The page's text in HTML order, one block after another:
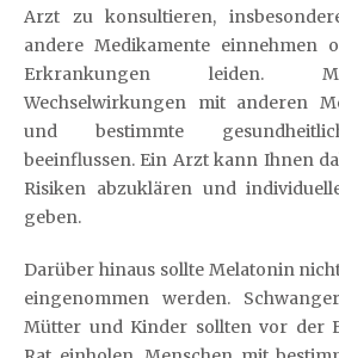
Arzt zu konsultieren,
andere Medikamente einnehmen
Erkrankungen leiden.
Wechselwirkungen mit anderen
und bestimmte
beeinflussen. Ein Arzt kann Ihnen
Risiken abzuklären und
geben.
Darüber hinaus sollte Melatonin
eingenommen werden.
Mütter und Kinder sollten vor der